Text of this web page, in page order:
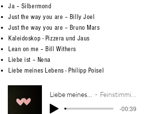
Ja – Silbermond
Just the way you are – Billy Joel
Just the way you are – Bruno Mars
Kaleidoskop - Pizzera und Jaus
Lean on me – Bill Withers
Liebe ist – Nena
Liebe meines Lebens - Philipp Poisel
Feinstimmig Cover
-00:39